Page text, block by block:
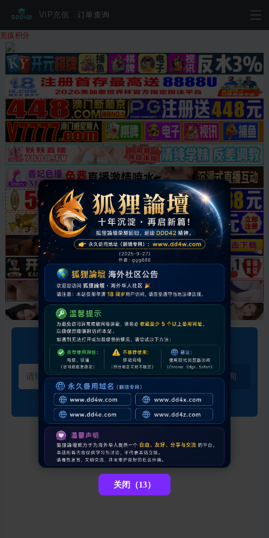
VIP充值 订单查询
充值积分
邀请码订单查询
查询
关闭（13）